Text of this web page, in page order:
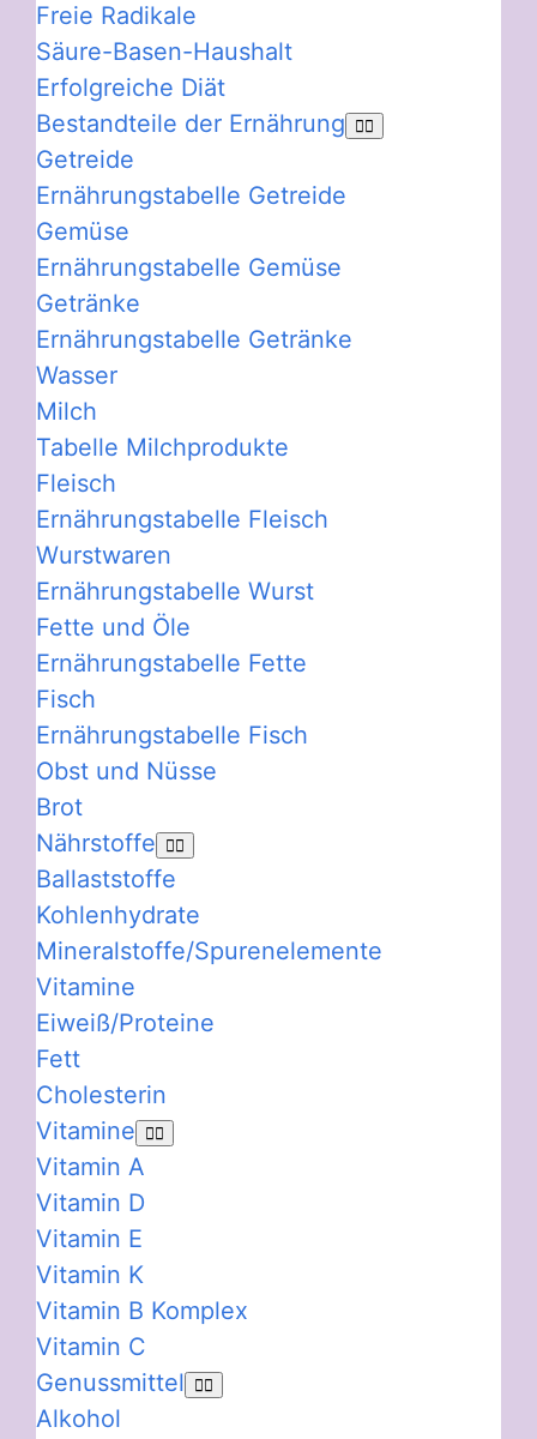
Freie Radikale
Säure-Basen-Haushalt
Erfolgreiche Diät
Bestandteile der Ernährung
Getreide
Ernährungstabelle Getreide
Gemüse
Ernährungstabelle Gemüse
Getränke
Ernährungstabelle Getränke
Wasser
Milch
Tabelle Milchprodukte
Fleisch
Ernährungstabelle Fleisch
Wurstwaren
Ernährungstabelle Wurst
Fette und Öle
Ernährungstabelle Fette
Fisch
Ernährungstabelle Fisch
Obst und Nüsse
Brot
Nährstoffe
Ballaststoffe
Kohlenhydrate
Mineralstoffe/Spurenelemente
Vitamine
Eiweiß/Proteine
Fett
Cholesterin
Vitamine
Vitamin A
Vitamin D
Vitamin E
Vitamin K
Vitamin B Komplex
Vitamin C
Genussmittel
Alkohol